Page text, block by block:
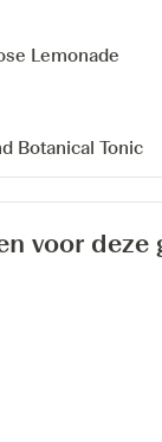
Lemonade
Botanical Tonic
voor deze